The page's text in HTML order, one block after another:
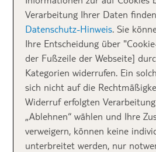
Nur für Erwachsene! Im 4-Sterne-
& Spa
an der Playa de Jandia
erlebt ihr besondere
18 Jahren. Das Hotel mit
wahrer Ruhepol und überzeugt
einem der schönsten Strände der
feinsandige, kilometerlange
könnt ihr romantische
und atemberaubende
Für Paare, die es besonders
Verarbeitung Ihrer Daten
Datenschutz-Hinweis. Sie
Ihre Entscheidung über
der Fußzeile der Webseite]
Kategorien widerrufen. Ein
sich nicht auf die
Widerruf erfolgten
„Ablehnen“ wählen und Ihre
verweigern, können keine
unterbreitet werden, nur